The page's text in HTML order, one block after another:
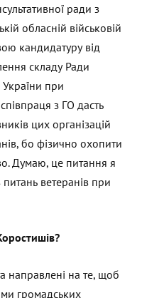
ради з
обласній військовій
кандидатуру від
складу Ради
України при
з ГО дасть
цих організацій
бо фізично охопити
Думаю, це питання я
ветеранів при
направлені на те, щоб
громадських